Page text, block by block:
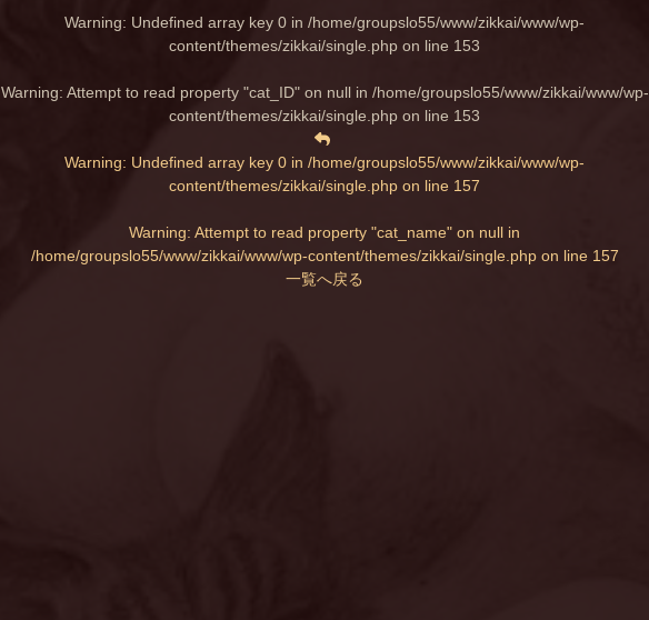
Warning: Undefined array key 0 in /home/groupslo55/www/zikkai/www/wp-
content/themes/zikkai/single.php on line 153
Warning: Attempt to read property "cat_ID" on null in /home/groupslo55/www/zikkai/www/wp-
content/themes/zikkai/single.php on line 153
Warning: Undefined array key 0 in /home/groupslo55/www/zikkai/www/wp-
content/themes/zikkai/single.php on line 157
Warning: Attempt to read property "cat_name" on null in
/home/groupslo55/www/zikkai/www/wp-content/themes/zikkai/single.phpon line 157
一覧へ戻る